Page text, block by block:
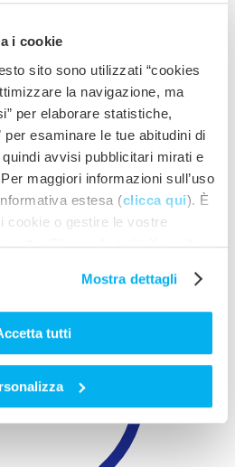
i cookie
sito sono utilizzati “cookies
la navigazione, ma
per elaborare statistiche,
per esaminare le tue abitudini di
avvisi pubblicitari mirati e
maggiori informazioni sull’uso
estesa (clicca qui). È
cookie o gestire le vostre
sotto. Cliccando sulla X in alto a
che non consentono l’utilizzo di
tracciamento diversi dai tecnici.
Mostra dettagli
tutti
and Uses
– ESVR